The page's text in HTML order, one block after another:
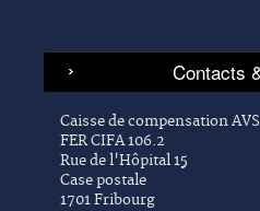
Caisse de compensation AVS
FER CIFA 106.2
Rue de l'Hôpital 15
Case postale
1701 Fribourg